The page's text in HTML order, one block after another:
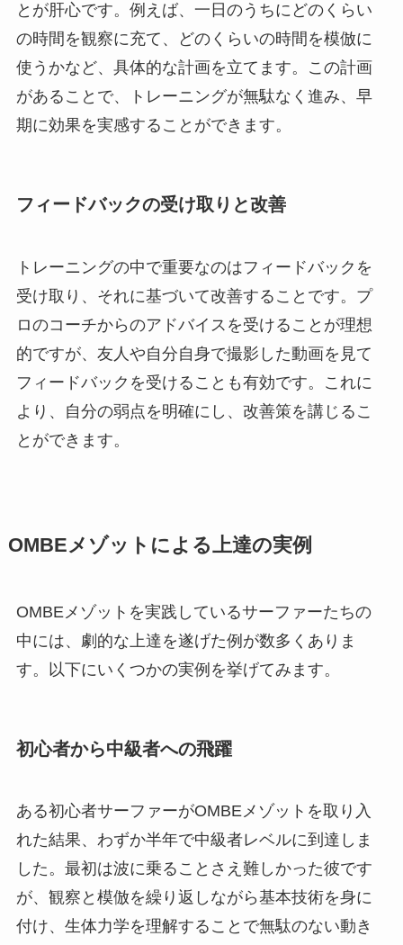
とが肝心です。例えば、一日のうちにどのくらい
の時間を観察に充て、どのくらいの時間を模倣に
使うかなど、具体的な計画を立てます。この計画
があることで、トレーニングが無駄なく進み、早
期に効果を実感することができます。
フィードバックの受け取りと改善
トレーニングの中で重要なのはフィードバックを
受け取り、それに基づいて改善することです。プ
ロのコーチからのアドバイスを受けることが理想
的ですが、友人や自分自身で撮影した動画を見て
フィードバックを受けることも有効です。これに
より、自分の弱点を明確にし、改善策を講じるこ
とができます。
OMBEメゾットによる上達の実例
OMBEメゾットを実践しているサーファーたちの
中には、劇的な上達を遂げた例が数多くありま
す。以下にいくつかの実例を挙げてみます。
初心者から中級者への飛躍
ある初心者サーファーがOMBEメゾットを取り入
れた結果、わずか半年で中級者レベルに到達しま
した。最初は波に乗ることさえ難しかった彼です
が、観察と模倣を繰り返しながら基本技術を身に
付け、生体力学を理解することで無駄のない動き